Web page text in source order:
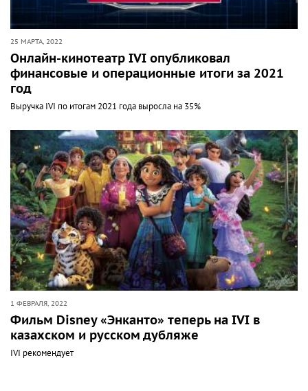
25 МАРТА, 2022
Онлайн-кинотеатр IVI опубликовал
финансовые и операционные итоги за 2021
год
Выручка IVI по итогам 2021 года выросла на 35%
1 ФЕВРАЛЯ, 2022
Фильм Disney «Энканто» теперь на IVI в
казахском и русском дубляже
IVI рекомендует